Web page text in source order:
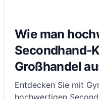
Wie man
Secondhand-
Großhandel
Entdecken Sie mit